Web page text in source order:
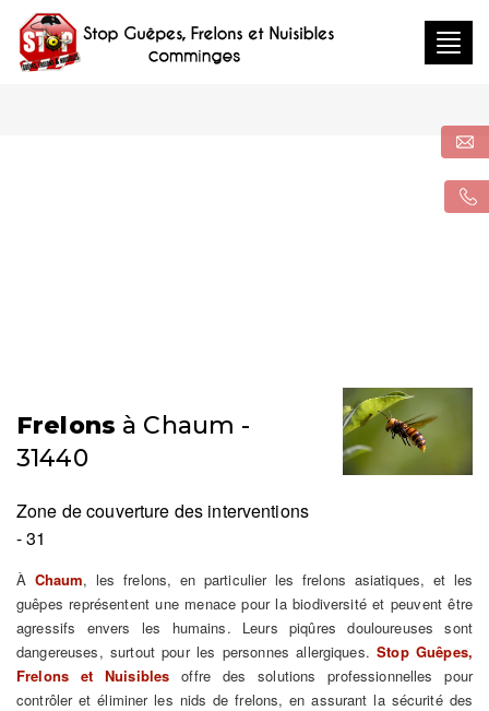
Frelons à Chaum -
31440
Zone de couverture des interventions
- 31
À Chaum, les frelons, en particulier les frelons asiatiques, et les
guêpes représentent une menace pour la biodiversité et peuvent être
agressifs envers les humains. Leurs piqûres douloureuses sont
dangereuses, surtout pour les personnes allergiques.Stop Guêpes,
Frelons et Nuisibles offre des solutions professionnelles pour
contrôler et éliminer les nids de frelons, en assurant la sécurité des